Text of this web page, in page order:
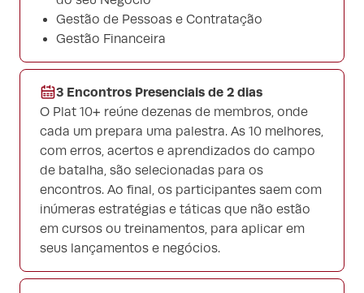
Gestão de Pessoas e Contratação
Gestão Financeira
3 Encontros Presenciais de 2 dias
O Plat 10+ reúne dezenas de membros, onde
cada um prepara uma palestra. As 10 melhores,
com erros, acertos e aprendizados do campo
de batalha, são selecionadas para os
encontros. Ao final, os participantes saem com
inúmeras estratégias e táticas que não estão
em cursos ou treinamentos, para aplicar em
seus lançamentos e negócios.